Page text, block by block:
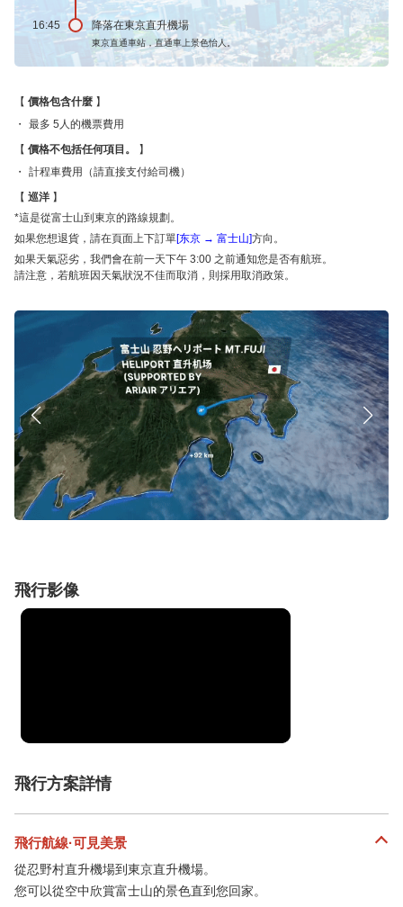
16:45 降落在東京直升機場
東京直通車站，直通車上景色怡人。
價格包含什麼
最多 5人的機票費用
價格不包括任何項目。
計程車費用（請直接支付給司機）
巡洋
*這是從富士山到東京的路線規劃。
如果您想退貨，請在頁面上下訂單[东京 → 富士山]方向。
如果天氣惡劣，我們會在前一天下午 3:00 之前通知您是否有航班。
請注意，若航班因天氣狀況不佳而取消，則採用取消政策。
飛行影像
飛行方案詳情
飛行航線·可見美景
從忍野村直升機場到東京直升機場。
您可以從空中欣賞富士山的景色直到您回家。